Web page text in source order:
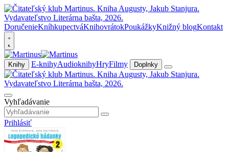
DoručenieKníhkupectváKnihovrátokPoukážkyKnižný blogKontakt
Knihy E-knihyAudioknihyHryFilmy Doplnky
Vyhľadávanie
Prihlásiť